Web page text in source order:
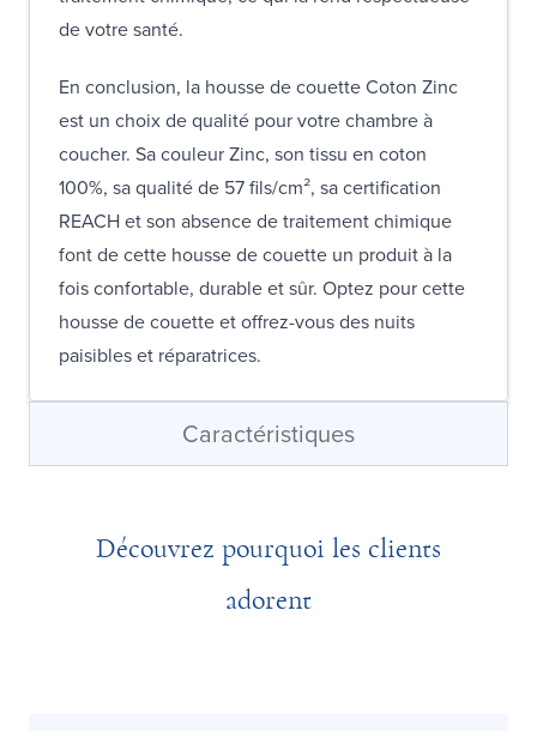
de votre santé.
En conclusion, la housse de couette Coton Zinc
est un choix de qualité pour votre chambre à
coucher. Sa couleur Zinc, son tissu en coton
100%, sa qualité de 57 fils/cm², sa certification
REACH et son absence de traitement chimique
font de cette housse de couette un produit à la
fois confortable, durable et sûr. Optez pour cette
housse de couette et offrez-vous des nuits
paisibles et réparatrices.
Caractéristiques
Découvrez pourquoi les clients
adorent